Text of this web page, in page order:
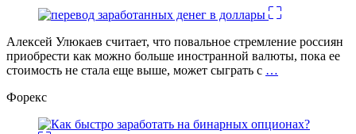
Алексей Улюкаев считает, что повальное стремление россиян
приобрести как можно больше иностранной валюты, пока ее
стоимость не стала еще выше, может сыграть с …
Форекс